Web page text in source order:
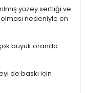
yüzey sertliği ve
olması nedeniyle en
büyük oranda
de baskı için